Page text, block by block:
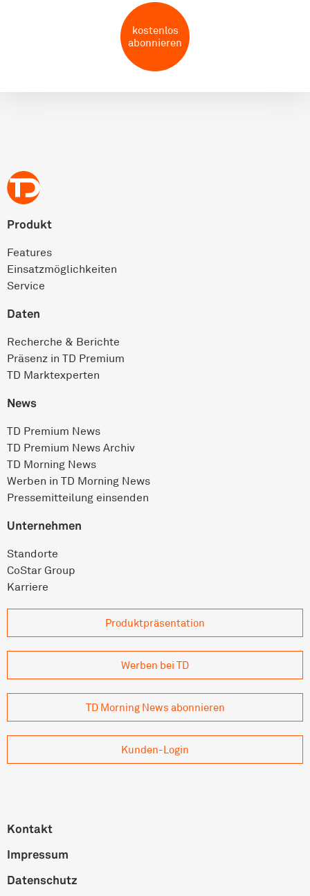
kostenlos
abonnieren
Produkt
Features
Einsatz­möglichkeiten
Service
Daten
Recherche & Berichte
Präsenz in TD Premium
TD Marktexperten
News
TD Premium News
TD Premium News Archiv
TD Morning News
Werben in TD Morning News
Pressemitteilung einsenden
Unternehmen
Standorte
CoStar Group
Karriere
Produkt­präsentation
Werben bei TD
TD Morning News abonnieren
Kunden-Login
Kontakt
Impressum
Datenschutz